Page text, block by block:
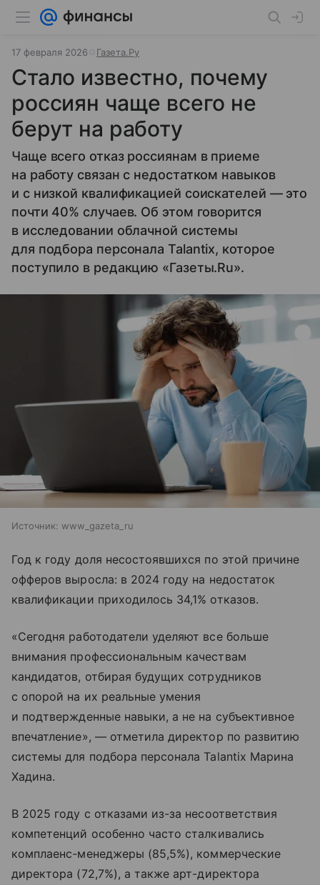
17 февраля 2026 Газета.Ру
Стало известно, почему
россиян чаще всего не
берут на работу
Чаще всего отказ россиянам в приеме
на работу связан с недостатком навыков
и с низкой квалификацией соискателей — это
почти 40% случаев. Об этом говорится
в исследовании облачной системы
для подбора персонала Talantix, которое
поступило в редакцию «Газеты.Ru».
Источник: www_gazeta_ru
Год к году доля несостоявшихся по этой причине
офферов выросла: в 2024 году на недостаток
квалификации приходилось 34,1% отказов.
«Сегодня работодатели уделяют все больше
внимания профессиональным качествам
кандидатов, отбирая будущих сотрудников
с опорой на их реальные умения
и подтвержденные навыки, а не на субъективное
впечатление», — отметила директор по развитию
системы для подбора персонала Talantix Марина
Хадина.
В 2025 году с отказами из-за несоответствия
компетенций особенно часто сталкивались
комплаенс-менеджеры (85,5%), коммерческие
директора (72,7%), а также арт-директора